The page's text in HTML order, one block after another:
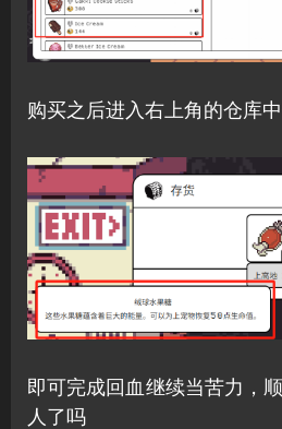
购买之后进入右上角的仓库中
即可完成回血继续当苦力，
人了吗